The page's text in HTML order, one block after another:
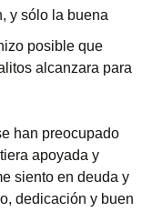
y sólo la buena
posible que
alcanzara para
han preocupado
apoyada y
siento en deuda y
dedicación y buen